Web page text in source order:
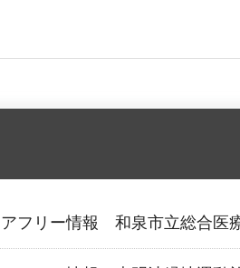
フリー情報 和泉市立総合医